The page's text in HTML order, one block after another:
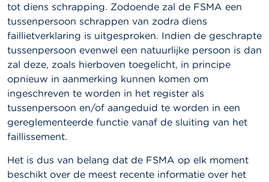
tot diens schrapping. Zodoende zal de FSMA een
tussenpersoon schrappen van zodra diens
faillietverklaring is uitgesproken. Indien de geschrapte
tussenpersoon evenwel een natuurlijke persoon is dan
zal deze, zoals hierboven toegelicht, in principe
opnieuw in aanmerking kunnen komen om
ingeschreven te worden in het register als
tussenpersoon en/of aangeduid te worden in een
gereglementeerde functie vanaf de sluiting van het
faillissement.
Het is dus van belang dat de FSMA op elk moment
beschikt over de meest recente informatie over het